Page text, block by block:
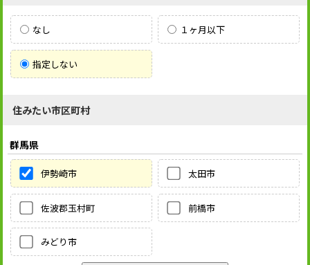
なし １ヶ月以下
指定しない
住みたい市区町村
群馬県
伊勢崎市 太田市
佐波郡玉村町 前橋市
みどり市